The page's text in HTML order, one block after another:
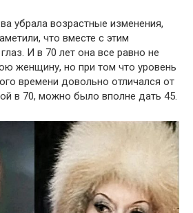
убрала возрастные изменения,
что вместе с этим
И в 70 лет она все равно не
женщину, но при том что уровень
времени довольно отличался от
в 70, можно было вполне дать 45.